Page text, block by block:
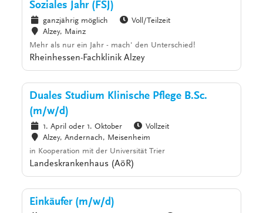
Soziales Jahr (FSJ)
ganzjährig möglich
Voll/Teilzeit
Alzey, Mainz
Mehr als nur ein Jahr - mach' den Unterschied!
Rheinhessen-Fachklinik Alzey
Duales Studium Klinische Pflege B.Sc.
(m/w/d)
1. April oder 1. Oktober
Vollzeit
Alzey, Andernach, Meisenheim
in Kooperation mit der Universität Trier
Landeskrankenhaus (AöR)
Einkäufer (m/w/d)